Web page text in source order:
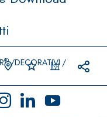
® DECORATIVI